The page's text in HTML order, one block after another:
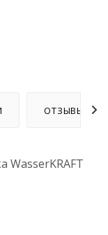
ОТЗЫВЫ
WasserKRAFT